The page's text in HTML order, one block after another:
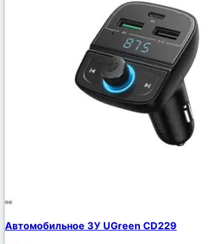
Автомобильное ЗУ UGreen CD229